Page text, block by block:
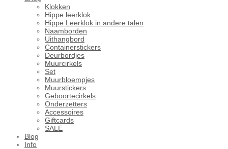
Klokken
Hippe leerklok
Hippe Leerklok in andere talen
Naamborden
Uithangbord
Containerstickers
Deurbordjes
Muurcirkels
Set
Muurbloempjes
Muurstickers
Geboortecirkels
Onderzetters
Accessoires
Giftcards
SALE
Blog
Info